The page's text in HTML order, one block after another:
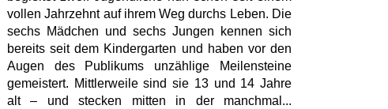
vollen Jahrzehnt auf ihrem Weg durchs Leben. Die
sechs Mädchen und sechs Jungen kennen sich
bereits seit dem Kindergarten und haben vor den
Augen des Publikums unzählige Meilensteine
gemeistert. Mittlerweile sind sie 13 und 14 Jahre
alt – und stecken mitten in der manchmal...